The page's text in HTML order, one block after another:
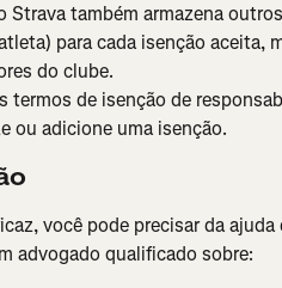
Strava também armazena
para cada isenção aceita,
do clube.
termos de isenção de
ou adicione uma isenção.
você pode precisar da ajuda
advogado qualificado sobre: